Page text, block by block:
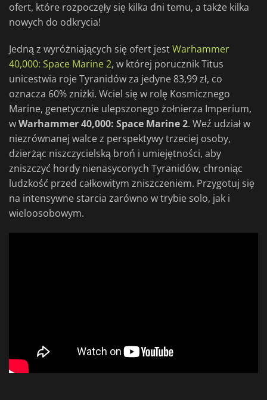
ofert, które rozpoczęły się kilka dni temu, a także kilka
nowych do odkrycia!
Jedną z wyróżniających się ofert jestWarhammer
40,000: Space Marine 2, w której porucznik Titus
unicestwia roje Tyranidów za jedyne 83,99 zł, co
oznacza 60% zniżki. Wciel się w rolę Kosmicznego
Marine, genetycznie ulepszonego żołnierza Imperium,
wWarhammer 40,000: Space Marine 2. Weź udział w
niezrównanej walce z perspektywy trzeciej osoby,
dzierżąc niszczycielską broń i umiejętności, aby
zniszczyć hordy nienasyconych Tyranidów, chroniąc
ludzkość przed całkowitym zniszczeniem. Przygotuj się
na intensywne starcia zarówno w trybie solo, jak i
wieloosobowym.